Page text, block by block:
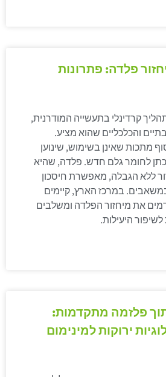
פלדה: פתרונות
קרדינלי בתעשייה המודרנית,
והכלכליים שהוא מציע.
מתכות שאינן בשימוש, שינוען
לחומר גלם חדש. פלדה, שהיא
ללא הגבלה, מאפשרת חיסכון
במרכז הארץ, קיימים
את מיחזור הפלדה ומשלבים
היעילות.
פלזמה מתקדמות:
ירוקות למינימום